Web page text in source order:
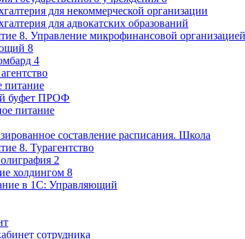
для некоммерческой организации
для адвокатских образований
8. Управление микрофинансовой
8
4
питание
буфет ПРОФ
питание
составление расписания. Школа
8. Турагентство
2
холдингом 8
в 1С: Управляющий
сотрудника